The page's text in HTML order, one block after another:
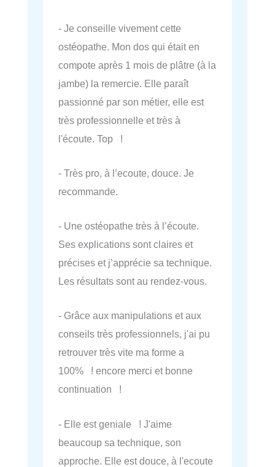
- Je conseille vivement cette
ostéopathe. Mon dos qui était en
compote après 1 mois de plâtre (à la
jambe) la remercie. Elle paraît
passionné par son métier, elle est
très professionnelle et très à
l'écoute. Top !
- Très pro, à l’ecoute, douce. Je
recommande.
- Une ostéopathe très à l’écoute.
Ses explications sont claires et
précises et j’apprécie sa technique.
Les résultats sont au rendez-vous.
- Grâce aux manipulations et aux
conseils très professionnels, j'ai pu
retrouver très vite ma forme a
100% ! encore merci et bonne
continuation !
- Elle est geniale ! J'aime
beaucoup sa technique, son
approche. Elle est douce, à l'ecoute